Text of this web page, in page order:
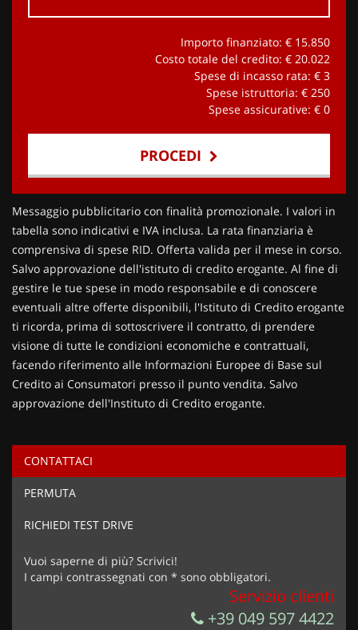
Importo finanziato: € 15.850
Costo totale del credito: € 20.022
Spese di incasso rata: € 3
Spese istruttoria: € 250
Spese assicurative: € 0
PROCEDI
Contattaci
Ho letto e accettol'informativa privacy*
Acconsento al trattamento dei miei dati per finalità di
Invia la tua richiesta
Messaggio pubblicitario con finalità promozionale. I valori in
tabella sono indicativi e IVA inclusa. La rata finanziaria è
comprensiva di spese RID. Offerta valida per il mese in corso.
Salvo approvazione dell'istituto di credito erogante. Al fine di
gestire le tue spese in modo responsabile e di conoscere
eventuali altre offerte disponibili, l'Istituto di Credito erogante
ti ricorda, prima di sottoscrivere il contratto, di prendere
visione di tutte le condizioni economiche e contrattuali,
facendo riferimento alle Informazioni Europee di Base sul
Credito ai Consumatori presso il punto vendita. Salvo
approvazione dell'Instituto di Credito erogante.
CONTATTACI
PERMUTA
RICHIEDI TEST DRIVE
Vuoi saperne di più? Scrivici!
I campi contrassegnati con * sono obbligatori.
Servizio clienti
+39 049 597 4422